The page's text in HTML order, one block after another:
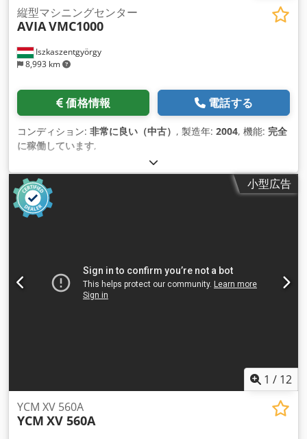
Iszkaszentgyörgy
8,993 km
縦型マシニングセンター
AVIAVMC1000
価格情報 電話する
コンディション: 非常に良い（中古） , 製造年: 2004, 機能: 完全
に稼働しています,
小型広告
1 / 12
YCM XV 560A
YCM XV 560A